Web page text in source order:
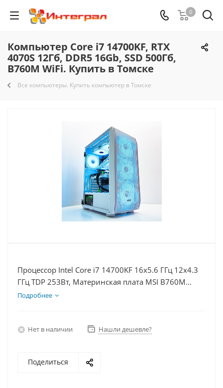
0
Компьютер Core i7 14700KF, RTX
4070S 12Гб, DDR5 16Gb, SSD 500Гб,
B760M WiFi. Купить в Томске
Все компьютеры. Купить компьютер в Томске
Процессор Intel Core i7 14700KF 16x5.6 ГГц 12x4.3
ГГц TDP 253Вт, Материнская плата MSI B760M
BOMBER WIFI D5, Видеокарта RTX 4070S 12Гб,
Подробнее
Нет в наличии Нашли дешевле?
Поделиться